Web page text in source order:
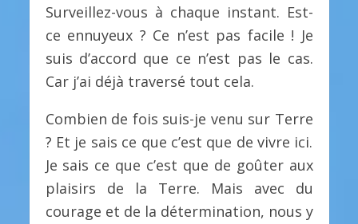
Surveillez-vous à chaque instant. Est-
ce ennuyeux ? Ce n’est pas facile ! Je
suis d’accord que ce n’est pas le cas.
Car j’ai déjà traversé tout cela.
Combien de fois suis-je venu sur Terre
? Et je sais ce que c’est que de vivre ici.
Je sais ce que c’est que de goûter aux
plaisirs de la Terre. Mais avec du
courage et de la détermination, nous y